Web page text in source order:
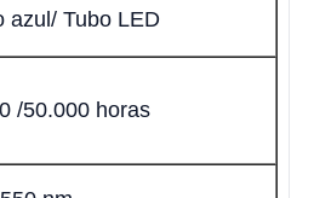
azul/ Tubo LED
/50.000 horas